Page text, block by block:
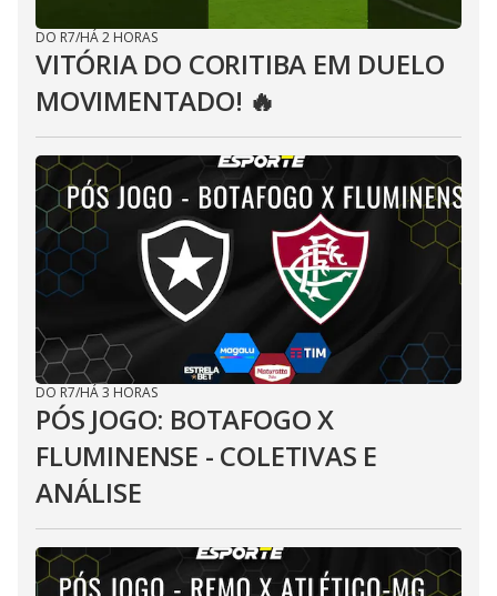
DO R7/HÁ 2 HORAS
VITÓRIA DO CORITIBA EM DUELO
MOVIMENTADO! 🔥
DO R7/HÁ 3 HORAS
PÓS JOGO: BOTAFOGO X
FLUMINENSE - COLETIVAS E
ANÁLISE